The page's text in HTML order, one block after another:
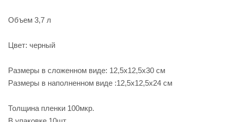
Объем 3,7 л
Цвет: черный
Размеры в сложенном виде: 12,5х12,5х30 см
Размеры в наполненном виде :12,5х12,5х24 см
Толщина пленки 100мкр.